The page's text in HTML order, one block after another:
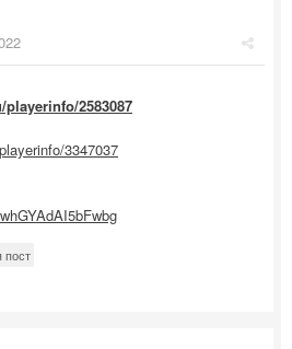
2583087
3347037
пост